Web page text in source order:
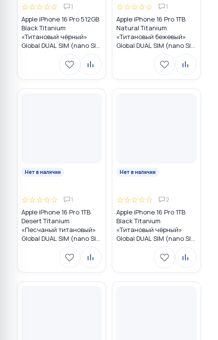
☆☆☆☆☆ 1
Apple iPhone 16 Pro 512GB
Black Titanium
«Титановый чёрный»
Global DUAL SIM (nano SIM
☆☆☆☆☆ 1
Apple iPhone 16 Pro 1TB
Natural Titanium
«Tитановый бежевый»
Global DUAL SIM (nano SIM
Нет в наличии
☆☆☆☆☆ 1
Apple iPhone 16 Pro 1TB
Desert Titanium
«Песчаный титановый»
Global DUAL SIM (nano SIM
Нет в наличии
☆☆☆☆☆ 2
Apple iPhone 16 Pro 1TB
Black Titanium
«Титановый чёрный»
Global DUAL SIM (nano SIM